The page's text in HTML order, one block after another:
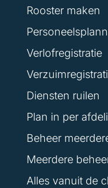
Rooster maken
Verlofregistratie
Diensten ruilen
Plan in per
Beheer
Meerdere
Alles vanuit de